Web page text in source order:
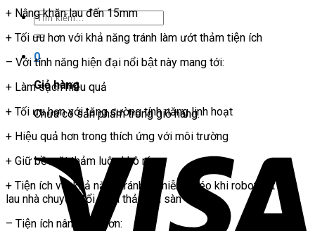
Tìm
kiếm:
0
Giỏ hàng
Chưa có sản phẩm trong giỏ hàng.
+ Nâng khăn lau đến 15mm
+ Tối ưu hơn với khả năng tránh làm ướt thảm tiện ích
– Với tính năng hiện đại nổi bật này mang tới:
+ Làm sạch hiệu quả
+ Tối ưu hơn với tăng cường tính năng linh hoạt
+ Hiệu quả hơn trong thích ứng với môi trường
+ Giữ bề mặt thảm luôn khô ráo
+ Tiện ích với khả năng tránh ô nhiễm chéo khi robot hút bụi
lau nhà chuyển đổi giữa thảm và sàn
– Tiện ích nâng cao hơn: